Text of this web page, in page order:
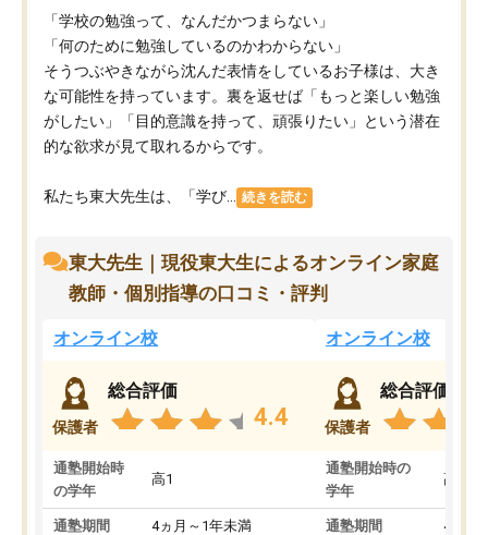
「学校の勉強って、なんだかつまらない」
「何のために勉強しているのかわからない」
そうつぶやきながら沈んだ表情をしているお子様は、大き
な可能性を持っています。裏を返せば「もっと楽しい勉強
がしたい」「目的意識を持って、頑張りたい」という潜在
的な欲求が見て取れるからです。
私たち東大先生は、「学び... 続きを読む
東大先生｜現役東大生によるオンライン家庭
教師・個別指導の口コミ・評判
オンライン校
保護者
総合評価
4.4
通塾開始時
の学年
高1
通塾期間 4ヵ月～1年未満
オンライン校
保護者
総合評価
通塾開始時の
学年
高3
通塾期間 4ヵ月